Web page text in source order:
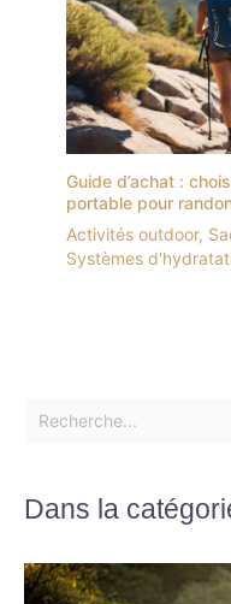
Guide d’achat :
portable pour
Activités outdoor,
Systèmes
Dans la